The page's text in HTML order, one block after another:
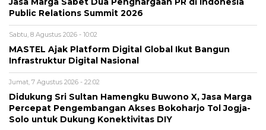
Jasa Marga Sabet Dua Penghargaan PR di Indonesia
Public Relations Summit 2026
Sabtu, 8 Agustus 2026 - 10:02
MASTEL Ajak Platform Digital Global Ikut Bangun
Infrastruktur Digital Nasional
Jumat, 7 Agustus 2026 - 22:02
Didukung Sri Sultan Hamengku Buwono X, Jasa Marga
Percepat Pengembangan Akses Bokoharjo Tol Jogja-
Solo untuk Dukung Konektivitas DIY